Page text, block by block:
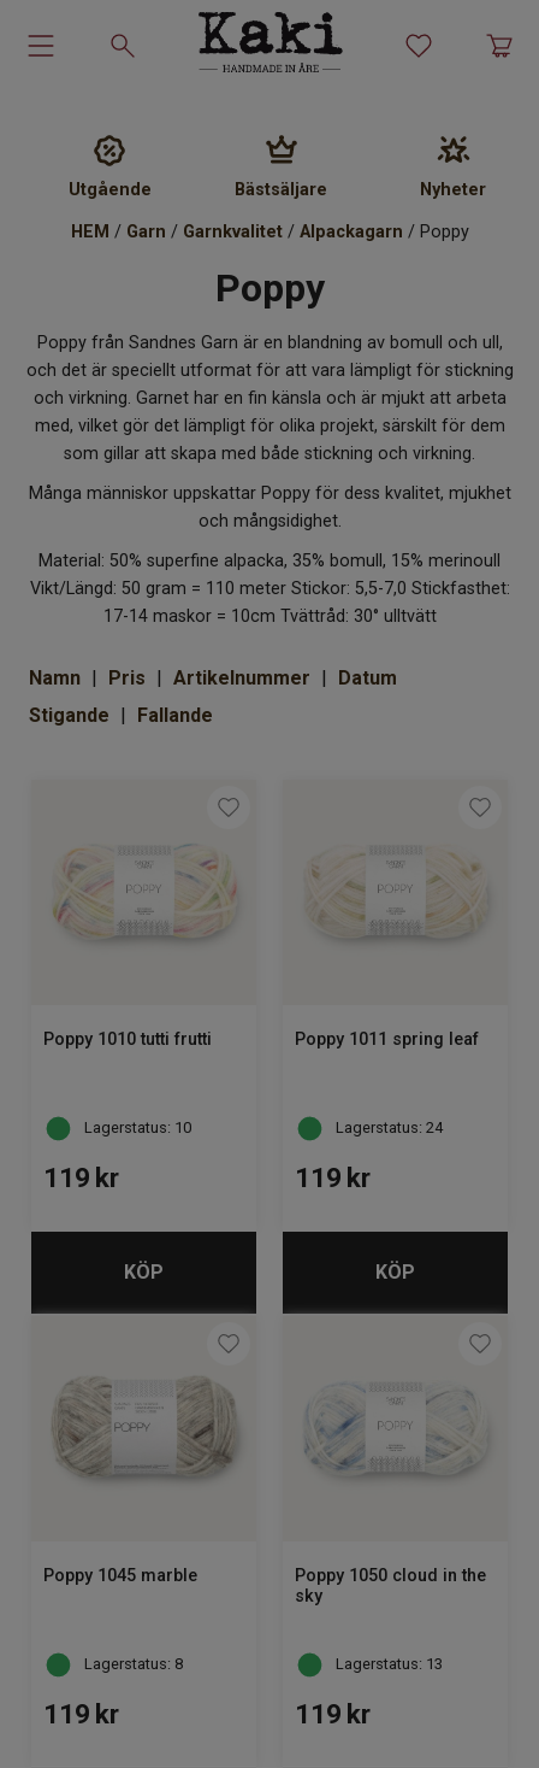
Garn
Stickmönster
Ullprodukter
Presenter
Kakiskolan
Om Kaki
Utgående Bästsäljare Nyheter
HEM / Garn / Garnkvalitet/ Alpackagarn / Poppy
Poppy
Poppy från Sandnes Garn är en blandning av bomull och ull,
och det är speciellt utformat för att vara lämpligt för stickning
och virkning. Garnet har en fin känsla och är mjukt att arbeta
med, vilket gör det lämpligt för olika projekt, särskilt för dem
som gillar att skapa med både stickning och virkning.
Många människor uppskattar Poppy för dess kvalitet, mjukhet
och mångsidighet.
Material: 50% superfine alpacka, 35% bomull, 15% merinoull
Vikt/Längd: 50 gram = 110 meter Stickor: 5,5-7,0 Stickfasthet:
17-14 maskor = 10cm Tvättråd: 30° ulltvätt
Namn Pris Artikelnummer
Datum
Stigande
Fallande
Poppy 1010 tutti frutti
Lagerstatus: 10
119 kr
KÖP
Poppy 1011 spring leaf
Lagerstatus: 24
119 kr
KÖP
Poppy 1045 marble
Lagerstatus: 8
119 kr
Poppy 1050 cloud in the
sky
Lagerstatus: 13
119 kr